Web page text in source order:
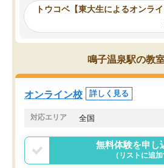
ーティングを行い、その講師で良いか
見てから講師を決定する事ができま
す。
うちの子は、初回面談の講師の方で決
オンラインツールを使用した単語帳の
共有があり宿題もそちらで出される形
でした。
言う事で講師変更の申し出があり、あ
まりに短期での変更だった為、塾に通
う事にして退会しました。遅れも取り
トウコベ【東大生によるオンラ
鳴子温泉駅の教
オンライン校 詳しく見る
対応エリア 全国
無料体験を申し
（リストに追加